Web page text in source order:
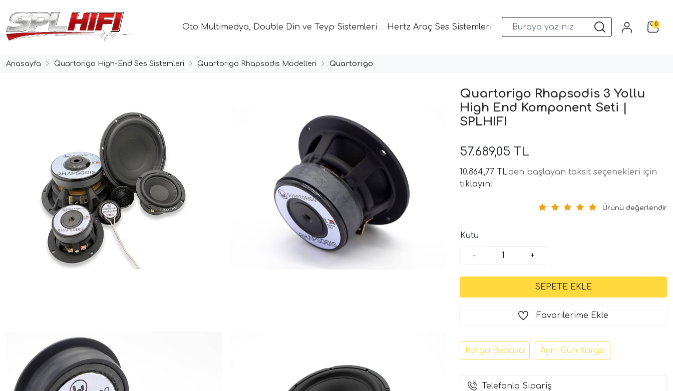
Oto Multimedya, Double Din ve Teyp Sistemleri Hertz Araç Ses Sistemleri Musway DSP ve Araç Ses Sistemleri 0
Anasayfa Quartorigo High-End Ses Sistemleri Quartorigo Rhapsodis Modelleri Quartorigo
Quartorigo Rhapsodis 3 Yollu
High End Komponent Seti |
SPLHIFI
57.689,05 TL
10.864,77 TL'den başlayan taksit seçenekleri için
tıklayın.
Ürünü değerlendir
Kutu
- +
Favorilerime Ekle
Kargo Bedava Aynı Gün Kargo
Telefonla Sipariş